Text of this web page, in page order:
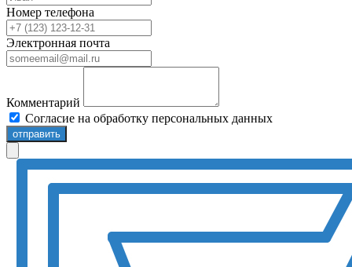
Номер телефона
Электронная почта
Комментарий
Согласие на обработку персональных данных
отправить